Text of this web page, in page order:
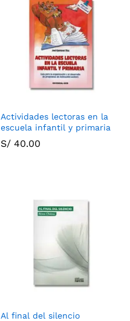
Actividades lectoras en la
escuela infantil y primaria
S/ 40.00
Al final del silencio